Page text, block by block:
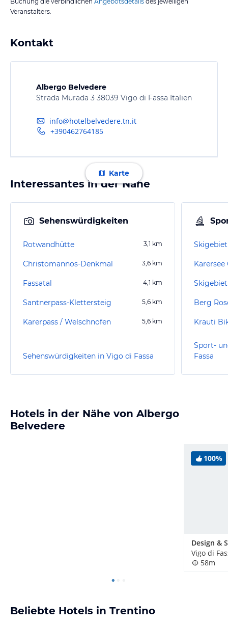
Veranstalters.
Kontakt
Albergo Belvedere
Strada Murada 3 38039 Vigo di Fassa Italien
info@hotelbelvedere.tn.it
+390462764185
Karte
Interessantes in der Nähe
Sehenswürdigkeiten
Rotwandhütte 3,1 km
Christomannos-Denkmal 3,6 km
Fassatal 4,1 km
Santnerpass-Klettersteig 5,6 km
Karerpass / Welschnofen 5,6 km
Sehenswürdigkeiten in Vigo di Fassa
Skigebiet
Karersee
Skigebiet
Berg
Krauti
Sport-
Fassa
Hotels in der Nähe von Albergo
Belvedere
100%
Vigo di
58m
Beliebte Hotels in Trentino